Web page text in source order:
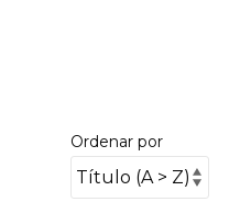
Ordenar por